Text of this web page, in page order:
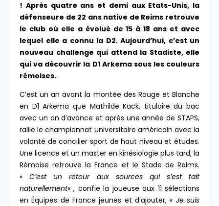
! Après quatre ans et demi aux Etats-Unis, la
défenseure de 22 ans native de Reims retrouve
le club où elle a évolué de 15 à 18 ans et avec
lequel elle a connu la D2. Aujourd’hui, c’est un
nouveau challenge qui attend la Stadiste, elle
qui va découvrir la D1 Arkema sous les couleurs
rémoises.
C’est un an avant la montée des Rouge et Blanche
en D1 Arkema que Mathilde Kack, titulaire du bac
avec un an d’avance et après une année de STAPS,
rallie le championnat universitaire américain avec la
volonté de concilier sport de haut niveau et études.
Une licence et un master en kinésiologie plus tard, la
Rémoise retrouve la France et le Stade de Reims.
«C’est un retour aux sources qui s’est fait
naturellement« , confie la joueuse aux 11 sélections
en Équipes de France jeunes et d’ajouter, « Je suis